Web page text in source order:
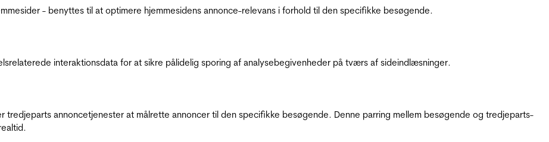
- benyttes til at optimere hjemmesidens annonce-relevans i forhold til den specifikke besøgende.
interaktionsdata for at sikre pålidelig sporing af analysebegivenheder på tværs af sideindlæsninger.
annoncetjenester at målrette annoncer til den specifikke besøgende. Denne parring mellem besøgende og tredjeparts-